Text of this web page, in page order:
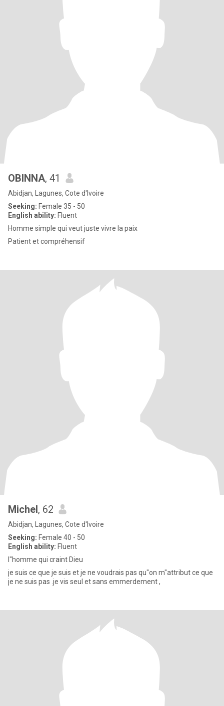
OBINNA, 41
Abidjan, Lagunes, Cote d'Ivoire
Seeking: Female 35 - 50
English ability: Fluent
Homme simple qui veut juste vivre la paix
Patient et compréhensif
Michel, 62
Abidjan, Lagunes, Cote d'Ivoire
Seeking: Female 40 - 50
English ability: Fluent
l"homme qui craint Dieu
je suis ce que je suis et je ne voudrais pas qu"on m"attribut ce que
je ne suis pas .je vis seul et sans emmerdement ,